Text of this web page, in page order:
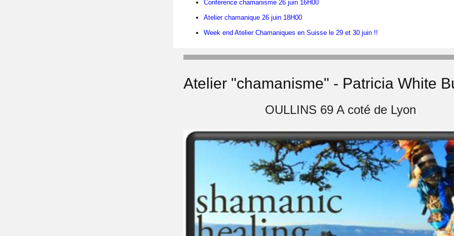
Conférence chamanisme 26 juin 16H00
Atelier chamanique 26 juin 18H00
Week end Atelier Chamaniques en Suisse le 29 et 30 juin !!
Atelier "chamanisme" - Patricia White
OULLINS 69 A coté de Lyon